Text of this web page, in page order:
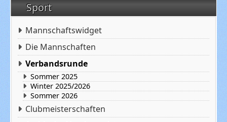
Sport
Mannschaftswidget
Die Mannschaften
Verbandsrunde
Sommer 2025
Winter 2025/2026
Sommer 2026
Clubmeisterschaften